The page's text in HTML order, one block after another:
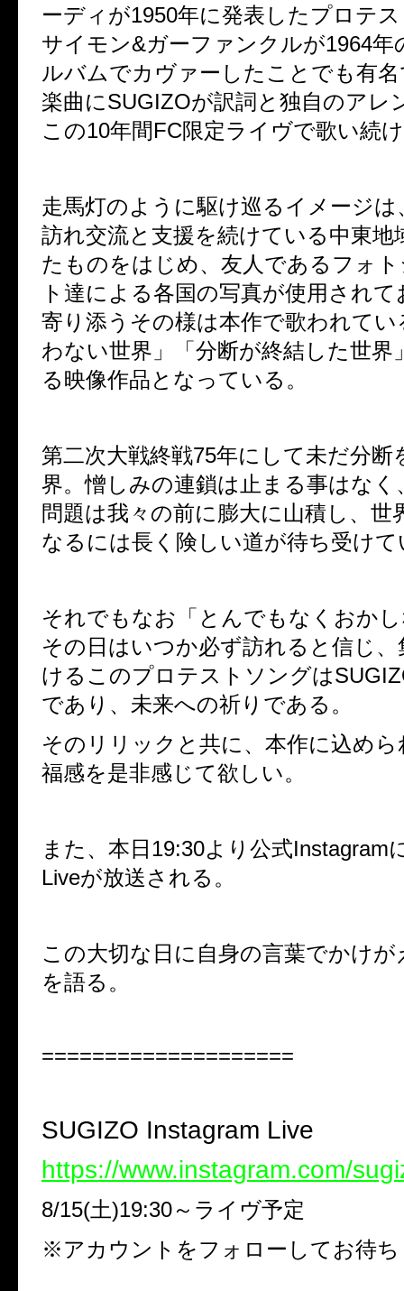
ーディが1950年に発表したプロテ
サイモン&ガーファンクルが1964年
ルバムでカヴァーしたことでも有
楽曲にSUGIZOが訳詞と独自のアレ
この10年間FC限定ライヴで歌い続
走馬灯のように駆け巡るイメージは
訪れ交流と支援を続けている中東地
たものをはじめ、友人であるフォ
ト達による各国の写真が使用され
寄り添うその様は本作で歌われてい
わない世界」「分断が終結した世界
る映像作品となっている。
第二次大戦終戦75年にして未だ分断
界。憎しみの連鎖は止まる事はなく
問題は我々の前に膨大に山積し、世
なるには長く険しい道が待ち受けて
それでもなお「とんでもなくおか
その日はいつか必ず訪れると信じ
けるこのプロテストソングは
であり、未来への祈りである。
そのリリックと共に、本作に込め
福感を是非感じて欲しい。
また、本日19:30より公式Instagram
Liveが放送される。
この大切な日に自身の言葉でかけ
を語る。
====================
SUGIZO Instagram Live
https://www.instagram.com/
8/15(土)19:30～ライヴ予定
※アカウントをフォローしてお待